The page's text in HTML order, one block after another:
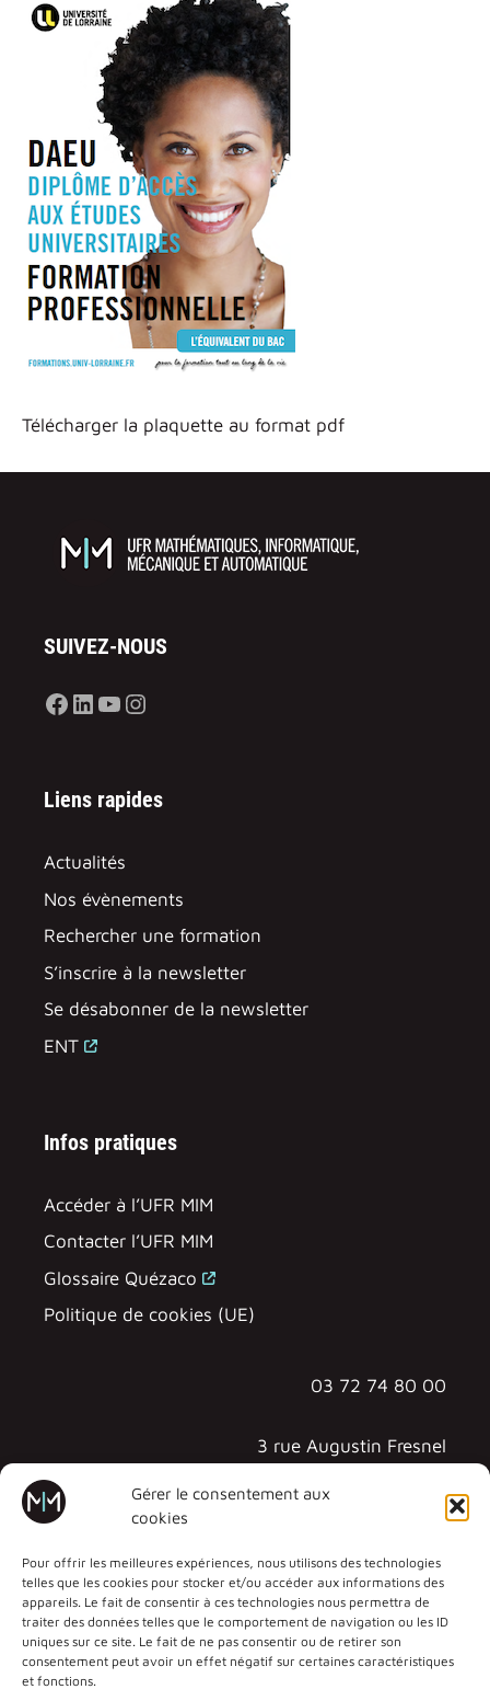
Gérer le consentement aux
cookies
Pour offrir les meilleures expériences, nous utilisons des technologies
telles que les cookies pour stocker et/ou accéder aux informations des
appareils. Le fait de consentir à ces technologies nous permettra de
traiter des données telles que le comportement de navigation ou les ID
uniques sur ce site. Le fait de ne pas consentir ou de retirer son
consentement peut avoir un effet négatif sur certaines caractéristiques
et fonctions.
Télécharger la plaquette au format pdf
SUIVEZ-NOUS
Facebook
LinkedIn
YouTube
Instagram
Liens rapides
Actualités
Nos évènements
Rechercher une formation
S’inscrire à la newsletter
Se désabonner de la newsletter
ENT
Infos pratiques
Accéder à l’UFR MIM
Contacter l’UFR MIM
Glossaire Quézaco
Politique de cookies (UE)
03 72 74 80 00
3 rue Augustin Fresnel